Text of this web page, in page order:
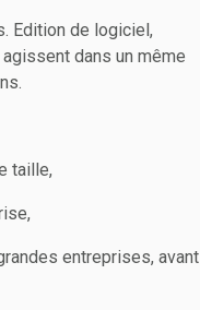
Edition de logiciel,
dans un même
taille,
entreprises, avant